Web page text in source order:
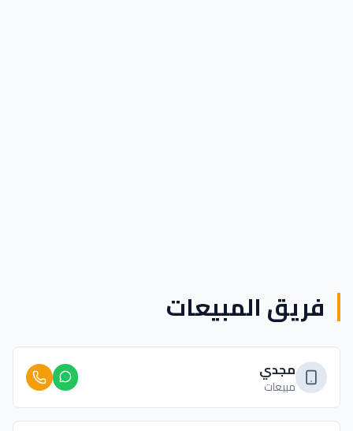
فريق المبيعات
مجدي
مبيعات